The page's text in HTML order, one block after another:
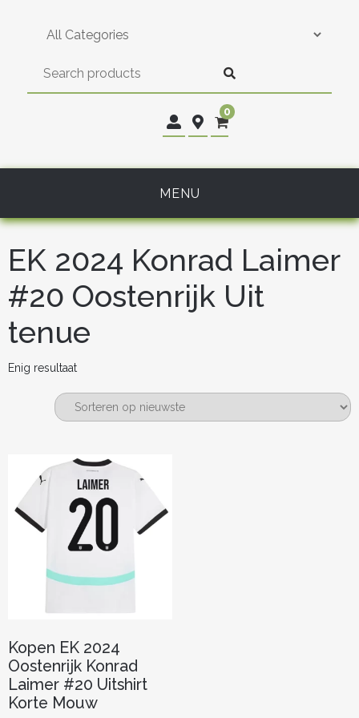
0
MENU
EK 2024 Konrad Laimer
#20 Oostenrijk Uit
tenue
Enig resultaat
Kopen EK 2024
Oostenrijk Konrad
Laimer #20 Uitshirt
Korte Mouw